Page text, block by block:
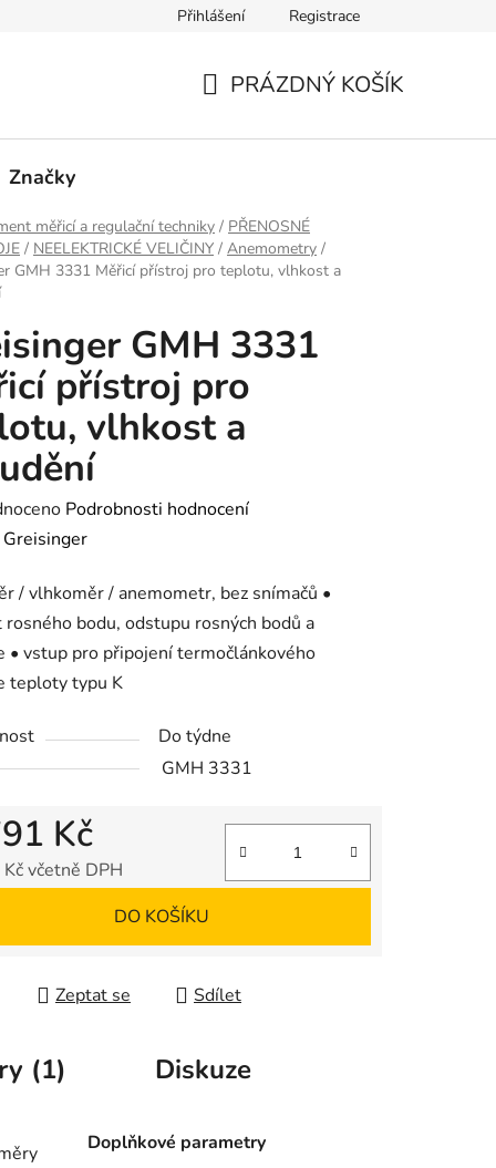
Přihlášení Registrace
PRÁZDNÝ KOŠÍK
Značky
měřicí a regulační techniky / PŘENOSNÉ
/ NEELEKTRICKÉ VELIČINY / Anemometry /
GMH 3331 Měřicí přístroj pro teplotu, vlhkost a
GMH 3331
přístroj pro
vlhkost a
Podrobnosti hodnocení
Greisinger
/ vlhkoměr / anemometr, bez snímačů •
rosného bodu, odstupu rosných bodů a
• vstup pro připojení termočlánkového
teploty typu K
Do týdne
GMH 3331
Kč
včetně DPH
DO KOŠÍKU
Zeptat se Sdílet
(1) Diskuze
Doplňkové parametry